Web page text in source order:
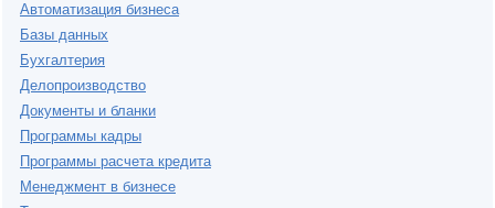
Автоматизация бизнеса
Базы данных
Бухгалтерия
Делопроизводство
Документы и бланки
Программы кадры
Программы расчета кредита
Менеджмент в бизнесе